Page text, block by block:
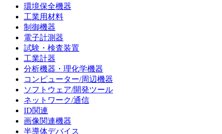
環境保全機器
工業用材料
制御機器
電子計測器
試験・検査装置
工業計器
分析機器・理化学機器
コンピューター/周辺機器
ソフトウェア/開発ツール
ネットワーク/通信
ID関連
画像関連機器
半導体デバイス